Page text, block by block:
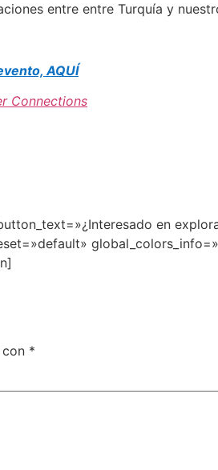
entre entre Turquía y
AQUÍ
Connections
en
*